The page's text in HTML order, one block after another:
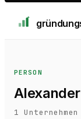
PERSON
1 Unternehmen